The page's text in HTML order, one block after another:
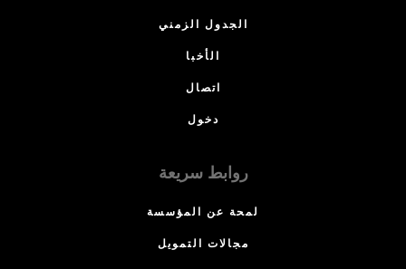
الجدول الزمني
الأخبا
اتصال
دخول
روابط سريعة
لمحة عن المؤسسة
مجالات التمويل